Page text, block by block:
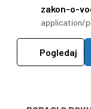
zakon-o-
application/
Pogledaj